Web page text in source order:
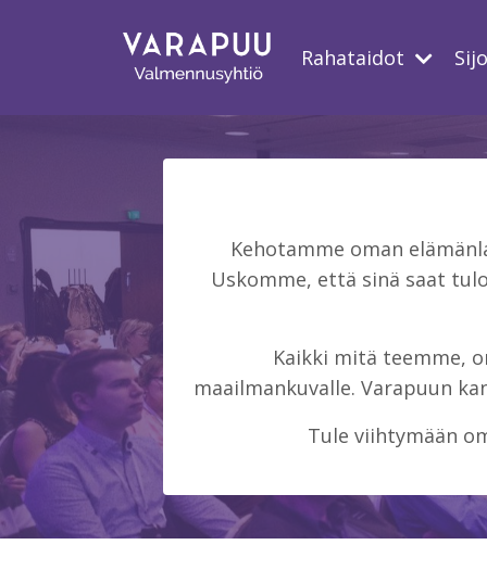
Rahataidot
Kehotamme oman
Uskomme, että sinä saat
Kaikki mitä teemme,
maailmankuvalle. Varapuun
Tule viihtymään